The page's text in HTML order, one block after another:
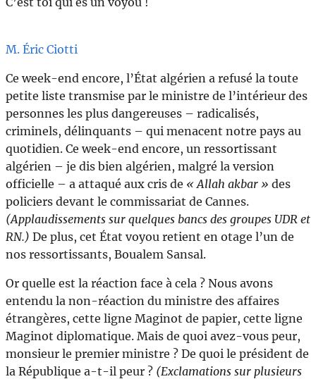
M. Éric Ciotti
Ce week-end encore, l’État algérien a refusé la toute
petite liste transmise par le ministre de l’intérieur des
personnes les plus dangereuses – radicalisés,
criminels, délinquants – qui menacent notre pays au
quotidien. Ce week-end encore, un ressortissant
algérien – je dis bien algérien, malgré la version
officielle – a attaqué aux cris de « Allah akbar » des
policiers devant le commissariat de Cannes.
(Applaudissements sur quelques bancs des groupes UDR et
RN.) De plus, cet État voyou retient en otage l’un de
nos ressortissants, Boualem Sansal.
Or quelle est la réaction face à cela ? Nous avons
entendu la non-réaction du ministre des affaires
étrangères, cette ligne Maginot de papier, cette ligne
Maginot diplomatique. Mais de quoi avez-vous peur,
monsieur le premier ministre ? De quoi le président de
la République a-t-il peur ? (Exclamations sur plusieurs